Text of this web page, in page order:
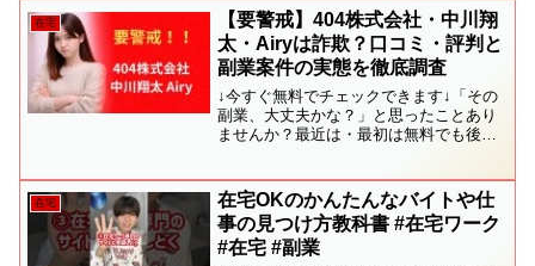
パート以外の働き方を知りたい✔ 家計に
もう少し余裕がほし...
在宅
【要警戒】404株式会社・中川翔
太・Airyは詐欺？口コミ・評判と
副業案件の実態を徹底調査
↓今すぐ無料でチェックできます↓「その
副業、大丈夫かな？」と思ったことあり
ませんか？最近は・最初は無料でも後か
難しいケースなどの相談をよくいただき
ます。無理に進める前に...
在宅
在宅OKのかんたんなバイトや仕
事の見つけ方教科書 #在宅ワーク
#在宅 #副業